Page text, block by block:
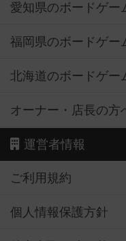
愛知県のボードゲー
福岡県のボードゲー
北海道のボードゲー
オーナー・店長の方
運営者情報
ご利用規約
個人情報保護方針